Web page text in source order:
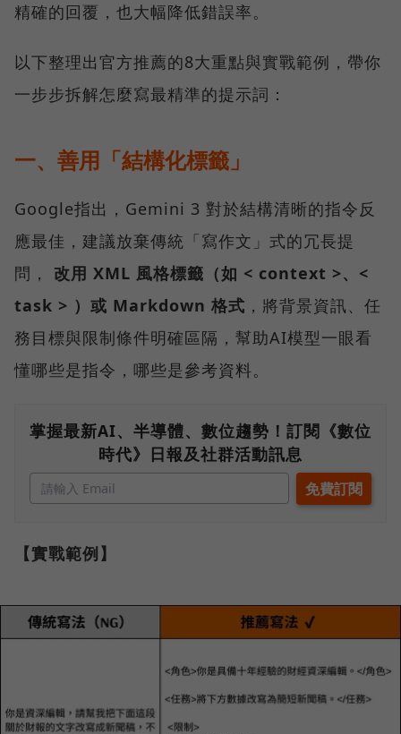
精確的回覆，也大幅降低錯誤率。
以下整理出官方推薦的8大重點與實戰範例，帶你
一步步拆解怎麼寫最精準的提示詞：
一、善用「結構化標籤」
Google指出，Gemini 3 對於結構清晰的指令反
應最佳，建議放棄傳統「寫作文」式的冗長提
問， 改用 XML 風格標籤（如 < context >、<
task > ）或 Markdown 格式 ，將背景資訊、任
務目標與限制條件明確區隔，幫助AI模型一眼看
懂哪些是指令，哪些是參考資料。
掌握最新AI、半導體、數位趨勢！訂閱《數位
時代》日報及社群活動訊息
【實戰範例】